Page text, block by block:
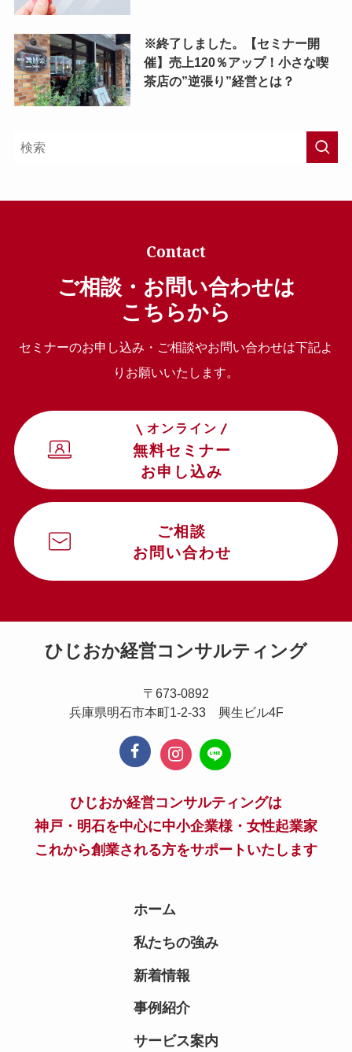
※終了しました。【セミナー開
催】売上120％アップ！小さな喫
茶店の”逆張り”経営とは？
Contact
ご相談・お問い合わせは
こちらから
セミナーのお申し込み・ご相談やお問い合わせは下記よ
りお願いいたします。
オンライン
無料セミナー
お申し込み
ご相談
お問い合わせ
ひじおか経営コンサルティング
〒673-0892
兵庫県明石市本町1-2-33 興生ビル4F
ひじおか経営コンサルティングは
神戸・明石を中心に中小企業様・女性起業家
これから創業される方をサポートいたします
ホーム
私たちの強み
新着情報
事例紹介
サービス案内